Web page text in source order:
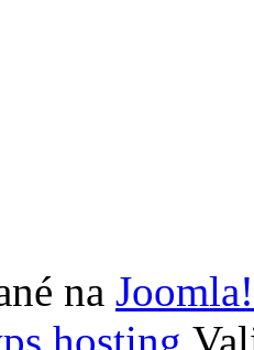
na Joomla!
hosting